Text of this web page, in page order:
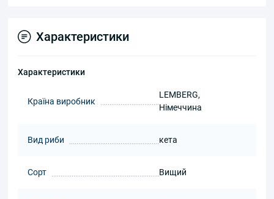
Характеристики
Характеристики
Країна виробник
LEMBERG,
Німеччина
Вид риби кета
Сорт Вищий